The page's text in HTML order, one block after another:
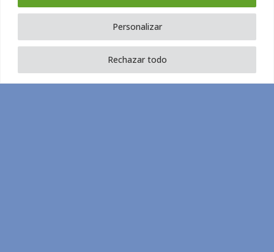
Personalizar
Rechazar todo